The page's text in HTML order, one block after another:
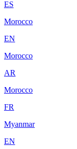
ES
Morocco
EN
Morocco
AR
Morocco
FR
Myanmar
EN